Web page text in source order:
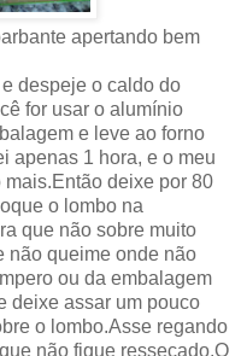
apertando bem
despeje o caldo do
for usar o alumínio
e leve ao forno
apenas 1 hora, e o meu
deixe por 80
o lombo na
que não sobre muito
não queime onde não
ou da embalagem
deixe assar um pouco
o lombo.Asse regando
não fique ressecado.O